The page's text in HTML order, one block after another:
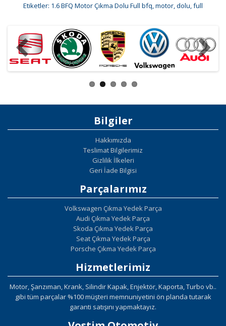
Etiketler: 1.6 BFQ Motor Çıkma Dolu Full bfq,motor,dolu,full
Bilgiler
Hakkımızda
Teslimat Bilgilerimiz
Gizlilik İlkeleri
Geri İade Bilgisi
Parçalarımız
Volkswagen Çıkma Yedek Parça
Audi Çıkma Yedek Parça
Skoda Çıkma Yedek Parça
Seat Çıkma Yedek Parça
Porsche Çıkma Yedek Parça
Hizmetlerimiz
Motor, Şanzıman, Krank, Silindir Kapak, Enjektör, Kaporta, Turbo vb..
gibi tüm parçalar %100 müşteri memnuniyetini ön planda tutarak
garanti satışını yapmaktayız.